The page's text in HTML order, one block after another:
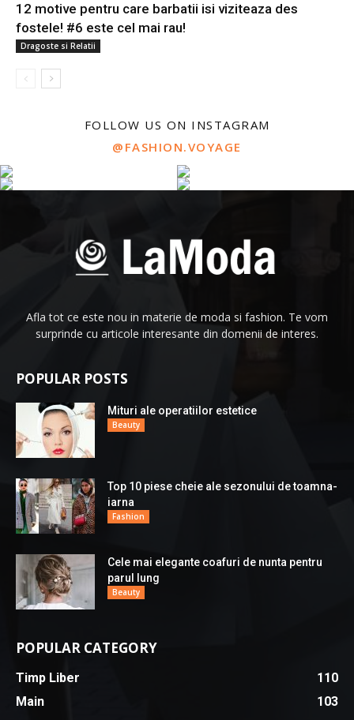
12 motive pentru care barbatii isi viziteaza des
fostele! #6 este cel mai rau!
Dragoste si Relatii
FOLLOW US ON INSTAGRAM
@FASHION.VOYAGE
Afla tot ce este nou in materie de moda si fashion. Te vom
surprinde cu articole interesante din domenii de interes.
POPULAR POSTS
Mituri ale operatiilor estetice
Beauty
Top 10 piese cheie ale sezonului de toamna-
iarna
Fashion
Cele mai elegante coafuri de nunta pentru
parul lung
Beauty
POPULAR CATEGORY
Timp Liber
110
Main
103